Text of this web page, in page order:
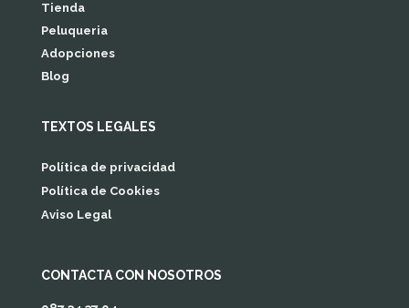
Tienda
Peluqueria
Adopciones
Blog
TEXTOS LEGALES
Política de privacidad
Política de Cookies
Aviso Legal
CONTACTA CON NOSOTROS